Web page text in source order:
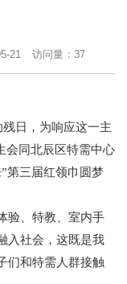
21 访问量： 37
日，为响应这一主
会同北辰区特需中心
第三届红领巾圆梦
验、特教、室内手
入社会，这既是我
们和特需人群接触